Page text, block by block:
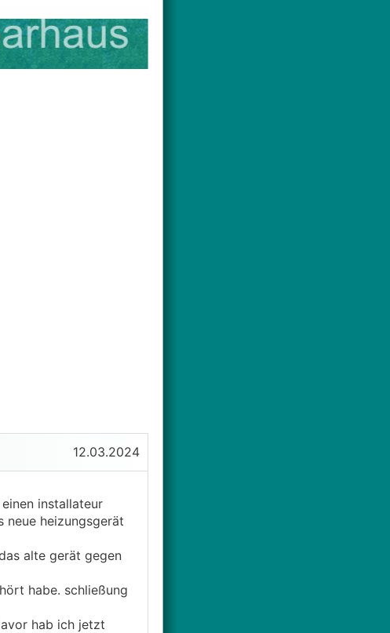
12.03.2024
installateur
heizungsgerät
alte gerät gegen
habe. schließung
hab ich jetzt